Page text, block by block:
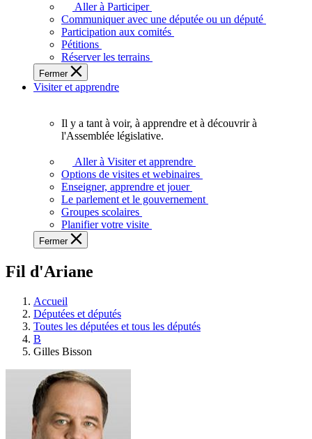
plein
potentiel,
l'Assemblée
a
besoin
de
Aller à Participer
Communiquer avec une députée ou un député
Participation aux comités
Pétitions
Réserver les terrains
Fermer
Visiter et apprendre
voir,
apprendre
et
à
à
législative.
Il y a tant à voir, à apprendre et à découvrir à
l'Assemblée législative.
Aller à Visiter et apprendre
Options de visites et webinaires
Enseigner, apprendre et jouer
Le parlement et le gouvernement
Groupes scolaires
Planifier votre visite
Fermer
Fil d'Ariane
Accueil
Députées et députés
Toutes les députées et tous les députés
B
Gilles Bisson